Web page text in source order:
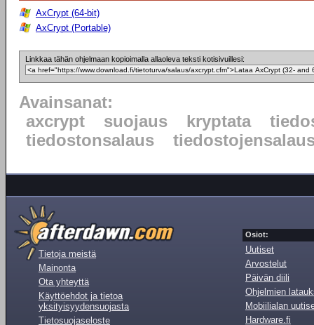
AxCrypt (64-bit)
AxCrypt (Portable)
Linkkaa tähän ohjelmaan kopioimalla allaoleva teksti kotisivuillesi:
Avainsanat:
axcrypt
suojaus kryptata
tiedostonsalaus
Tietoja meistä
Mainonta
Ota yhteyttä
Käyttöehdot ja tietoa
yksityisyydensuojasta
Tietosuojaseloste
Osiot:
Uutiset
Arvostelut
Päivän diili
Ohjelmien
Mobiilialan
Hardware.fi